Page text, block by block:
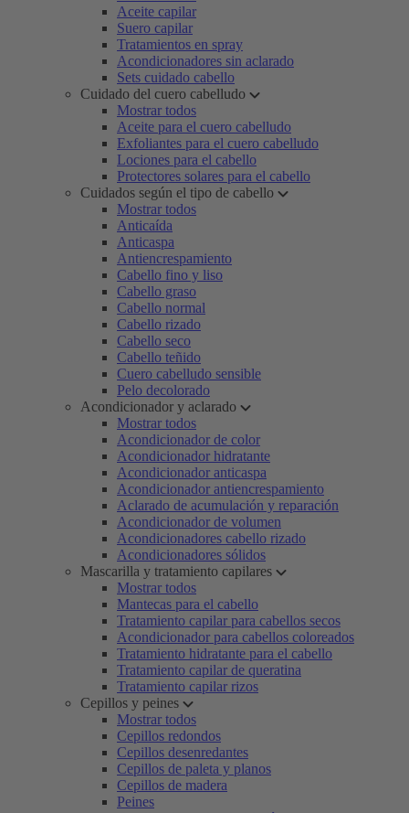
Aceite capilar
Suero capilar
Tratamientos en spray
Acondicionadores sin aclarado
Sets cuidado cabello
Cuidado del cuero cabelludo
Mostrar todos
Aceite para el cuero cabelludo
Exfoliantes para el cuero cabelludo
Lociones para el cabello
Protectores solares para el cabello
Cuidados según el tipo de cabello
Mostrar todos
Anticaída
Anticaspa
Antiencrespamiento
Cabello fino y liso
Cabello graso
Cabello normal
Cabello rizado
Cabello seco
Cabello teñido
Cuero cabelludo sensible
Pelo decolorado
Acondicionador y aclarado
Mostrar todos
Acondicionador de color
Acondicionador hidratante
Acondicionador anticaspa
Acondicionador antiencrespamiento
Aclarado de acumulación y reparación
Acondicionador de volumen
Acondicionadores cabello rizado
Acondicionadores sólidos
Mascarilla y tratamiento capilares
Mostrar todos
Mantecas para el cabello
Tratamiento capilar para cabellos secos
Acondicionador para cabellos coloreados
Tratamiento hidratante para el cabello
Tratamiento capilar de queratina
Tratamiento capilar rizos
Cepillos y peines
Mostrar todos
Cepillos redondos
Cepillos desenredantes
Cepillos de paleta y planos
Cepillos de madera
Peines